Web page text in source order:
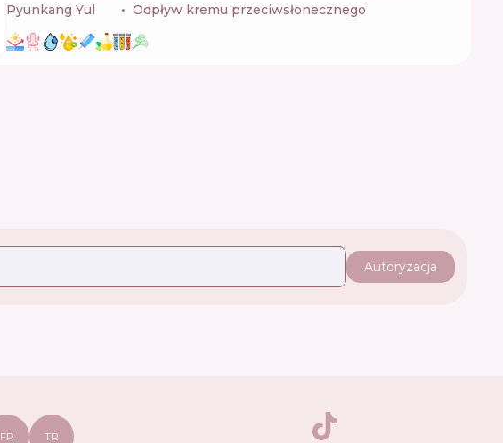
Pyunkang Yul
Odpływ kremu przeciwsłonecznego
Autoryzacja
FR TR TikTok